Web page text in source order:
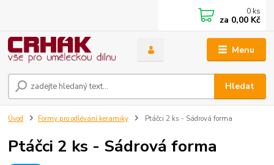
Menu
Hledat
0 ks
za 0,00 Kč
Úvod Formy pro odlévání keramiky Ptáčci 2 ks - Sádrová forma
Ptáčci 2 ks - Sádrová forma